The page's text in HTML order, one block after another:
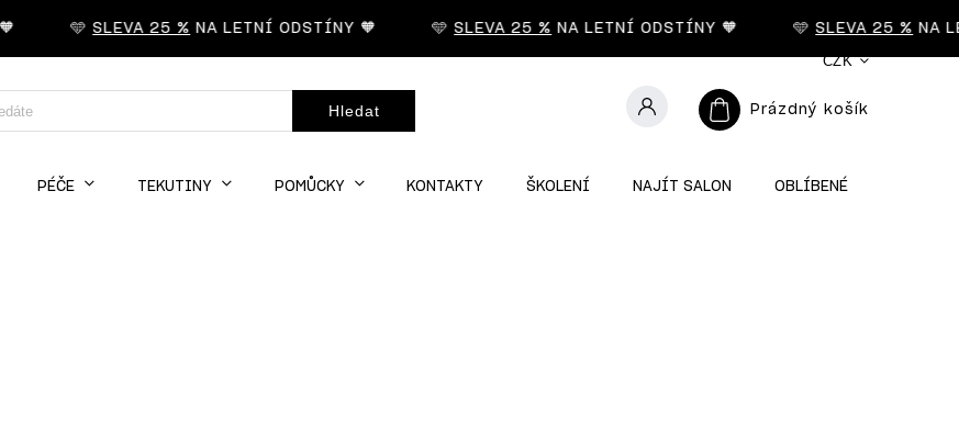
SLEVA 25 %NA LETNÍ ODSTÍNY 🧡 SLEVA 25 %NA LETNÍ ODSTÍNY 🧡 SLEVA 25 %NA
CZK
Hledat Prázdný košík
PÉČE TEKUTINY POMŮCKY KONTAKTY ŠKOLENÍ NAJÍT SALON OBLÍBENÉ